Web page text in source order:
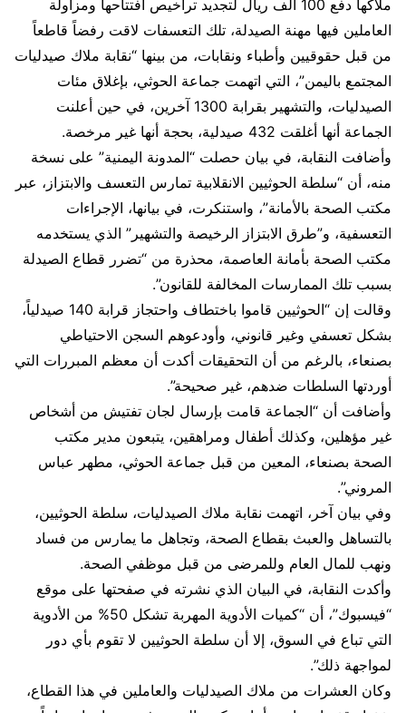
ملاكها دفع 100 ألف ريال لتجديد تراخيص افتتاحها ومزاولة
العاملين فيها مهنة الصيدلة، تلك التعسفات لاقت رفضاً قاطعاً
من قبل حقوقيين وأطباء ونقابات، من بينها “نقابة ملاك صيدليات
المجتمع باليمن”، التي اتهمت جماعة الحوثي، بإغلاق مئات
الصيدليات، والتشهير بقرابة 1300 آخرين، في حين أعلنت
الجماعة أنها أغلقت 432 صيدلية، بحجة أنها غير مرخصة.
وأضافت النقابة، في بيان حصلت “المدونة اليمنية” على نسخة
منه، أن “سلطة الحوثيين الانقلابية تمارس التعسف والابتزاز، عبر
مكتب الصحة بالأمانة”، واستنكرت، في بيانها، الإجراءات
التعسفية، و”طرق الابتزاز الرخيصة والتشهير” الذي يستخدمه
مكتب الصحة بأمانة العاصمة، محذرة من “تضرر قطاع الصيدلة
بسبب تلك الممارسات المخالفة للقانون”.
وقالت إن “الحوثيين قاموا باختطاف واحتجاز قرابة 140 صيدلياً،
بشكل تعسفي وغير قانوني، وأودعوهم السجن الاحتياطي
بصنعاء، بالرغم من أن التحقيقات أكدت أن معظم المبررات التي
أوردتها السلطات ضدهم، غير صحيحة”.
وأضافت أن “الجماعة قامت بإرسال لجان تفتيش من أشخاص
غير مؤهلين، وكذلك أطفال ومراهقين، يتبعون مدير مكتب
الصحة بصنعاء، المعين من قبل جماعة الحوثي، مطهر عباس
المروني”.
وفي بيان آخر، اتهمت نقابة ملاك الصيدليات، سلطة الحوثيين،
بالتساهل والعبث بقطاع الصحة، وتجاهل ما يمارس من فساد
ونهب للمال العام وللمرضى من قبل موظفي الصحة.
وأكدت النقابة، في البيان الذي نشرته في صفحتها على موقع
“فيسبوك”، أن “كميات الأدوية المهربة تشكل 50% من الأدوية
التي تباع في السوق، إلا أن سلطة الحوثيين لا تقوم بأي دور
لمواجهة ذلك”.
وكان العشرات من ملاك الصيدليات والعاملين في هذا القطاع،